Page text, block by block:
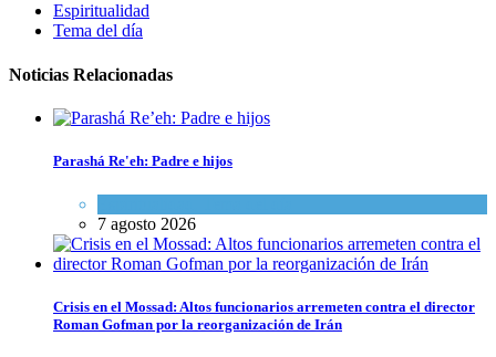
Espiritualidad
Tema del día
Noticias Relacionadas
Parashá Re'eh: Padre e hijos
7 agosto 2026
Crisis en el Mossad: Altos funcionarios arremeten contra el director
Roman Gofman por la reorganización de Irán